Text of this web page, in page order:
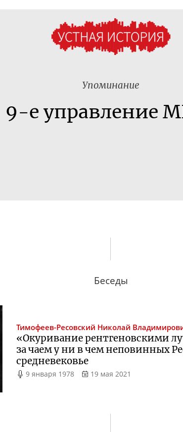
Упоминание
9-е управление
Беседы
Тимофеев-Ресовский Николай
«Окуривание рентгеновскими
за чаем у ни в чем неповинных
средневековье
9 января 1978 19 мая 2021